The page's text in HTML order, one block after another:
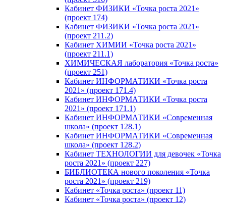
Кабинет ФИЗИКИ «Точка роста 2021»
(проект 174)
Кабинет ФИЗИКИ «Точка роста 2021»
(проект 211.2)
Кабинет ХИМИИ «Точка роста 2021»
(проект 211.1)
ХИМИЧЕСКАЯ лаборатория «Точка роста»
(проект 251)
Кабинет ИНФОРМАТИКИ «Точка роста
2021» (проект 171.4)
Кабинет ИНФОРМАТИКИ «Точка роста
2021» (проект 171.1)
Кабинет ИНФОРМАТИКИ «Современная
школа» (проект 128.1)
Кабинет ИНФОРМАТИКИ «Современная
школа» (проект 128.2)
Кабинет ТЕХНОЛОГИИ для девочек «Точка
роста 2021» (проект 227)
БИБЛИОТЕКА нового поколения «Точка
роста 2021» (проект 219)
Кабинет «Точка роста» (проект 11)
Кабинет «Точка роста» (проект 12)